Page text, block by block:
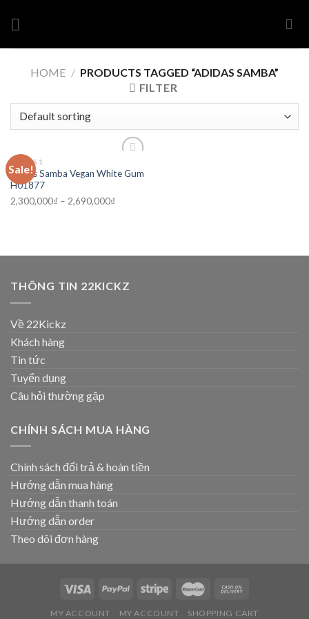
HOME / PRODUCTS TAGGED “ADIDAS SAMBA”
FILTER
Sale!
wishlist
ADIDAS 1
adidas Samba Vegan White Gum
H01877
2,300,000₫ – 2,690,000₫
THÔNG TIN 22KICKZ
Về 22Kickz
Khách hàng
Tin tức
Tuyển dụng
Câu hỏi thường gặp
CHÍNH SÁCH MUA HÀNG
Chính sách đổi trả & hoàn tiền
Hướng dẫn mua hàng
Hướng dẫn thanh toán
Hướng dẫn order
Theo dõi đơn hàng
MY ACCOUNT MY ACCOUNT SHOPPING CART